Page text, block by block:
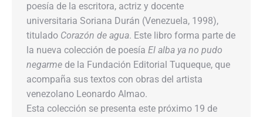
poesía de la escritora, actriz y docente
universitaria Soriana Durán (Venezuela, 1998),
titulado Corazón de agua. Este libro forma parte de
la nueva colección de poesía El alba ya no pudo
negarme de la Fundación Editorial Tuqueque, que
acompaña sus textos con obras del artista
venezolano Leonardo Almao.
Esta colección se presenta este próximo 19 de